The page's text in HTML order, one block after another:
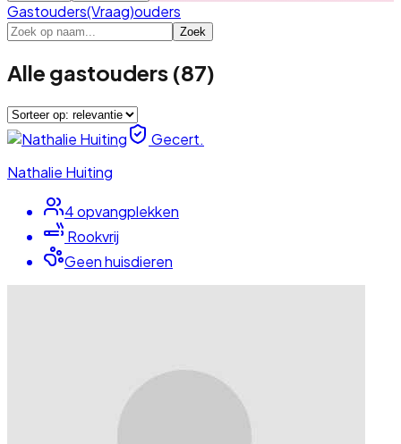
Gastouders(Vraag)ouders
Zoek
Alle gastouders (87)
Gecert.
Nathalie Huiting
4opvangplekken
Rookvrij
Geen huisdieren